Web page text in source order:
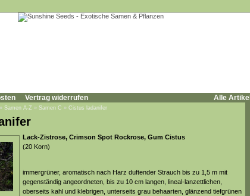
Vertrag widerrufen Alle Artikel
» Samen A-Z » Samen C » Cistus ladanifer
Lack-Zistrose, Crimson Spot Rockrose, Gum Cistus
(20 Korn)
immergrüner, aromatisch nach Harz duftender Strauch bis zu 1,5 m mit
gegenständig angeordneten, bis zu 10 cm langen, lineal-lanzettlichen,
oberseits kahl und klebrigen, unterseits grau behaarten, glänzend tiefgrünen